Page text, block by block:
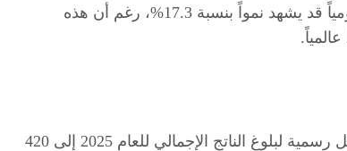
إنتاج وتصدير النفط الذي يقترب من حاجز 1.4 مليون برميل يومياً قد يشهد نمواً بنسبة 17.3%، رغم أن هذه
وخلال البحث بالبيانات المالية الدولية الموثوقة، لا توجد أي دلائل رسمية لبلوغ الناتج الإجمالي للعام 2025 إلى 420